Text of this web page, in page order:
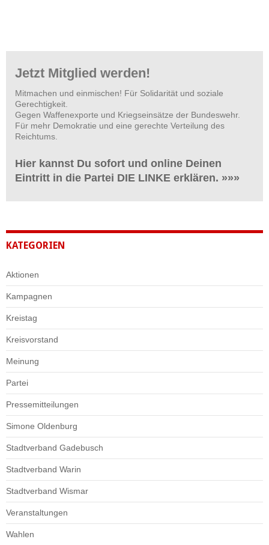
Jetzt Mitglied werden!
Mitmachen und einmischen! Für Solidarität und soziale
Gerechtigkeit.
Gegen Waffenexporte und Kriegseinsätze der Bundeswehr.
Für mehr Demokratie und eine gerechte Verteilung des
Reichtums.
Hier kannst Du sofort und online Deinen
Eintritt in die Partei DIE LINKE erklären. »»»
KATEGORIEN
Aktionen
Kampagnen
Kreistag
Kreisvorstand
Meinung
Partei
Pressemitteilungen
Simone Oldenburg
Stadtverband Gadebusch
Stadtverband Warin
Stadtverband Wismar
Veranstaltungen
Wahlen